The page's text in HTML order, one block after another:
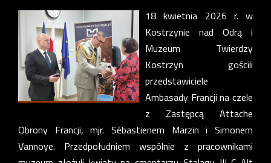
18 kwietnia 2026 r. w
Kostrzynie nad Odrą i
Muzeum Twierdzy
Kostrzyn gościli
przedstawiciele
Ambasady Francji na czele
z Zastępcą Attache
Obrony Francji, mjr. Sébastienem Marzin i Simonem
Vannoye. Przedpołudniem wspólnie z pracownikami